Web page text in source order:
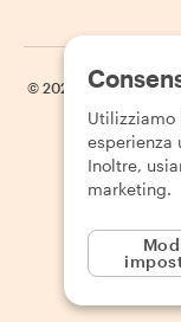
© 2026
esperienza
Inoltre,
marketing.